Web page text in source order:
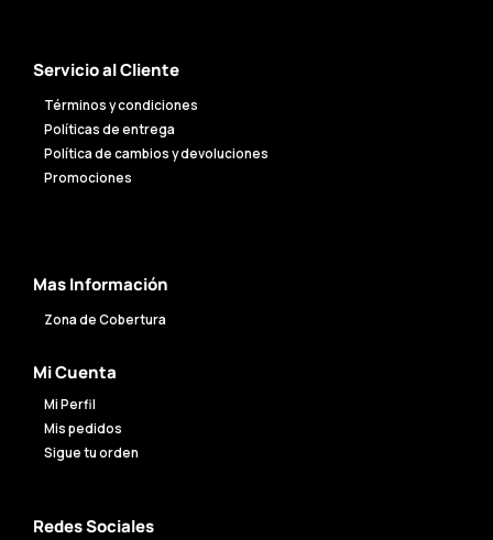
Servicio al Cliente
Términos y condiciones
Políticas de entrega
Política de cambios y devoluciones
Promociones
Mas Información
Zona de Cobertura
Mi Cuenta
Mi Perfil
Mis pedidos
Sigue tu orden
Redes Sociales